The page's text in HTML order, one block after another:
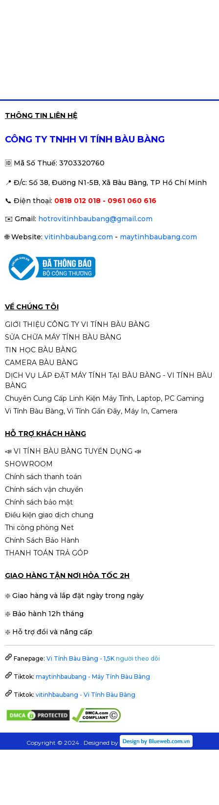
THÔNG TIN LIÊN HỆ
CÔNG TY TNHH VI TÍNH BÀU BÀNG
🆔 Mã Số Thuế: 3703320760
📍 Đ/c: Số 38, Đường N1-5B, Xã Bàu Bàng, TP Hồ Chí Minh
📞 Điện thoại: 0818 012 018 - 0961 060 616
✉️ Gmail: hotrovitinhbaubang@gmail.com
🌐Website: vitinhbaubang.com - maytinhbaubang.com
VỀ CHÚNG TÔI
GIỚI THIỆU CÔNG TY VI TÍNH BÀU BÀNG
SỬA CHỮA MÁY TÍNH BÀU BÀNG
TIN HỌC BÀU BÀNG
CAMERA BÀU BÀNG
DỊCH VỤ LẮP ĐẶT MÁY TÍNH TẠI BÀU BÀNG - VI TÍNH BÀU
BÀNG
Chuyên Cung Cấp Linh Kiện Máy Tính, Laptop, PC Gaming
Vi Tính Bàu Bàng, Vi Tính Gần Đây, Máy In, Camera
HỖ TRỢ KHÁCH HÀNG
📣 VI TÍNH BÀU BÀNG TUYỂN DỤNG 📣
SHOWROOM
Chính sách thanh toán
Chính sách vận chuyển
Chính sách bảo mật
Điều kiện giao dịch chung
Thi công phòng Net
Chính Sách Bảo Hành
THANH TOÁN TRẢ GÓP
GIAO HÀNG TẬN NƠI HỎA TỐC 2H
❇️ Giao hàng và lắp đặt ngày trong ngày
❇️ Bảo hành 12h tháng
❇️ Hỗ trợ đổi và nâng cấp
Fanepage: Vi Tính Bàu Bàng - 1,5K người theo dõi
Tiktok: maytinhbaubang - Máy Tính Bàu Bàng
Tiktok: vitinhbaubang - Vi Tính Bàu Bàng
Copyright © 2024 . Designed by